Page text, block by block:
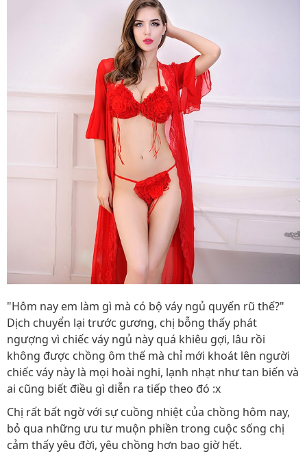
"Hôm nay em làm gì mà có bộ váy ngủ quyến rũ thế?"
Dịch chuyển lại trước gương, chị bỗng thấy phát
ngượng vì chiếc váy ngủ này quá khiêu gợi, lâu rồi
không được chồng ôm thế mà chỉ mới khoát lên người
chiếc váy này là mọi hoài nghi, lạnh nhạt như tan biến và
ai cũng biết điều gì diễn ra tiếp theo đó :x
Chị rất bất ngờ với sự cuồng nhiệt của chồng hôm nay,
bỏ qua những ưu tư muộn phiền trong cuộc sống chị
cảm thấy yêu đời, yêu chồng hơn bao giờ hết.